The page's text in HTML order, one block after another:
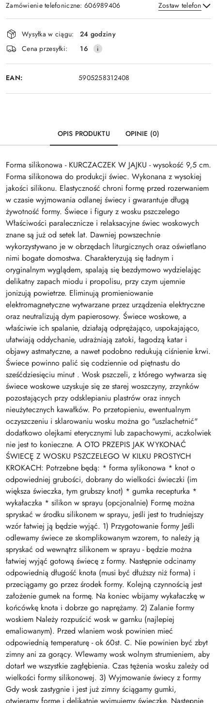
Zamówienie telefoniczne: 606989406 Zostaw telefon
Wyślij
Dostępność
i
dostawa
Wysyłka w ciągu:
24 godziny
Cena przesyłki:
16
EAN: 5905258312408
OPIS PRODUKTU OPINIE (0)
Forma silikonowa - KURCZACZEK W JAJKU - wysokość 9,5 cm.
Forma silikonowa do produkcji świec. Wykonana z wysokiej
jakości silikonu. Elastyczność chroni formę przed rozerwaniem
w czasie wyjmowania odlanej świecy i gwarantuje długą
żywotność formy. Świece i figury z wosku pszczelego
Właściwości paralecznicze i relaksacyjne świec woskowych
znane są już od setek lat. Dawniej powszechnie
wykorzystywano je w obrzędach liturgicznych oraz oświetlano
nimi bogate domostwa. Charakteryzują się ładnym i
oryginalnym wyglądem, spalają się bezdymowo wydzielając
delikatny zapach miodu i propolisu, przy czym ujemnie
jonizują powietrze. Eliminują promieniowanie
elektromagnetyczne wytwarzane przez urządzenia elektryczne
oraz neutralizują dym papierosowy. Świece woskowe, a
właściwie ich spalanie, działają odprężająco, uspokajająco,
ułatwiają oddychanie, udrażniają zatoki, łagodzą katar i
objawy astmatyczne, a nawet podobno redukują ciśnienie krwi.
Świece powinno palić się codziennie od piętnastu do
sześćdziesięciu minut . Wosk pszczeli, z którego wytwarza się
świece woskowe uzyskuje się ze starej woszczyny, zrzynków
pozostających przy odsklepianiu plastrów oraz innych
nieużytecznych kawałków. Po przetopieniu, ewentualnym
oczyszczeniu i sklarowaniu wosku można go "uszlachetnić"
dodatkowo olejkami eterycznymi lub zapachowymi, aczkolwiek
nie jest to konieczne. A OTO PRZEPIS JAK WYKONAĆ
ŚWIECĘ Z WOSKU PSZCZELEGO W KILKU PROSTYCH
KROKACH: Potrzebne będą: * forma sylikonowa * knot o
odpowiedniej grubości, dobrany do wielkości świeczki (im
większa świeczka, tym grubszy knot) * gumka recepturka *
wykałaczka * silikon w sprayu (opcjonalnie) Formę można
spryskać w środku silikonem w sprayu, jeśli jest to trudniejszy
wzór łatwiej ją będzie wyjąć. 1) Przygotowanie formy Jeśli
odlewamy świece ze skomplikowanym wzorem, to należy ją
spryskać od wewnątrz silikonem w sprayu - będzie można
łatwiej wyjąć gotową świecę z formy. Następnie odcinamy
odpowiednią długość knota (musi być dłuższy niż forma) i
przeciągamy go przez środek formy. Kolejną czynnością jest
założenie gumek na formę. Na koniec wbijamy wykałaczkę w
końcówkę knota i dobrze go naprężamy. 2) Zalanie formy
woskiem Należy rozpuścić wosk w garnku (najlepiej
emaliowanym). Przed wlaniem wosk powinien mieć
odpowiednią temperaturę - ok 60st. C. Nie powinien być zbyt
zimny ani za gorący. Wlewamy wosk wolnym strumieniem, aby
dotarł we wszystkie zagłębienia. Czas tężenia wosku zależy od
wielkości formy silikonowej. 3) Wyjmowanie świecy z formy
Gdy wosk zastygnie i jest już zimny ściągamy gumki,